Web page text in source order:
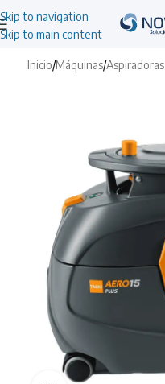
Skip to navigation
Skip to main content
Inicio/Máquinas/Aspiradoras